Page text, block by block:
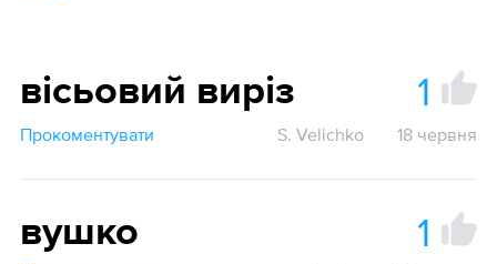
вісьовий виріз 1
Прокоментувати S. Velichko 18 червня
вушко 1